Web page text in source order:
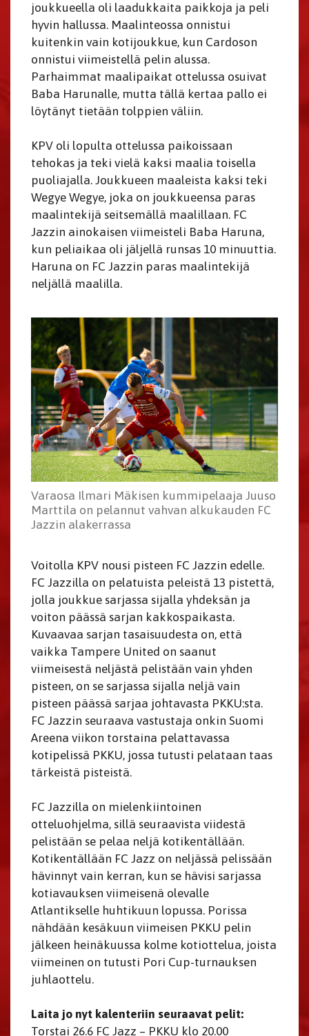
joukkueella oli laadukkaita paikkoja ja peli
hyvin hallussa. Maalinteossa onnistui
kuitenkin vain kotijoukkue, kun Cardoson
onnistui viimeistellä pelin alussa.
Parhaimmat maalipaikat ottelussa osuivat
Baba Harunalle, mutta tällä kertaa pallo ei
löytänyt tietään tolppien väliin.
​​​​​​​KPV oli lopulta ottelussa paikoissaan
tehokas ja teki vielä kaksi maalia toisella
puoliajalla. Joukkueen maaleista kaksi teki
Wegye Wegye, joka on joukkueensa paras
maalintekijä seitsemällä maalillaan. FC
Jazzin ainokaisen viimeisteli Baba Haruna,
kun peliaikaa oli jäljellä runsas 10 minuuttia.
Haruna on FC Jazzin paras maalintekijä
neljällä maalilla.
Varaosa Ilmari Mäkisen kummipelaaja Juuso
Marttila on pelannut vahvan alkukauden FC
Jazzin alakerrassa
Voitolla KPV nousi pisteen FC Jazzin edelle.
FC Jazzilla on pelatuista peleistä 13 pistettä,
jolla joukkue sarjassa sijalla yhdeksän ja
voiton päässä sarjan kakkospaikasta.
Kuvaavaa sarjan tasaisuudesta on, että
vaikka Tampere United on saanut
viimeisestä neljästä pelistään vain yhden
pisteen, on se sarjassa sijalla neljä vain
pisteen päässä sarjaa johtavasta PKKU:sta.
FC Jazzin seuraava vastustaja onkin Suomi
Areena viikon torstaina pelattavassa
kotipelissä PKKU, jossa tutusti pelataan taas
tärkeistä pisteistä.
FC Jazzilla on mielenkiintoinen
otteluohjelma, sillä seuraavista viidestä
pelistään se pelaa neljä kotikentällään.
Kotikentällään FC Jazz on neljässä pelissään
hävinnyt vain kerran, kun se hävisi sarjassa
kotiavauksen viimeisenä olevalle
Atlantikselle huhtikuun lopussa. Porissa
nähdään kesäkuun viimeisen PKKU pelin
jälkeen heinäkuussa kolme kotiottelua, joista
viimeinen on tutusti Pori Cup-turnauksen
juhlaottelu.
Laita jo nyt kalenteriin seuraavat pelit:
Torstai 26.6 FC Jazz – PKKU klo 20.00